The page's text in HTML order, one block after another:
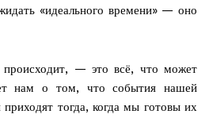
«идеального времени» — оно
происходит, — это всё, что может
нам о том, что события нашей
тогда, когда мы готовы их